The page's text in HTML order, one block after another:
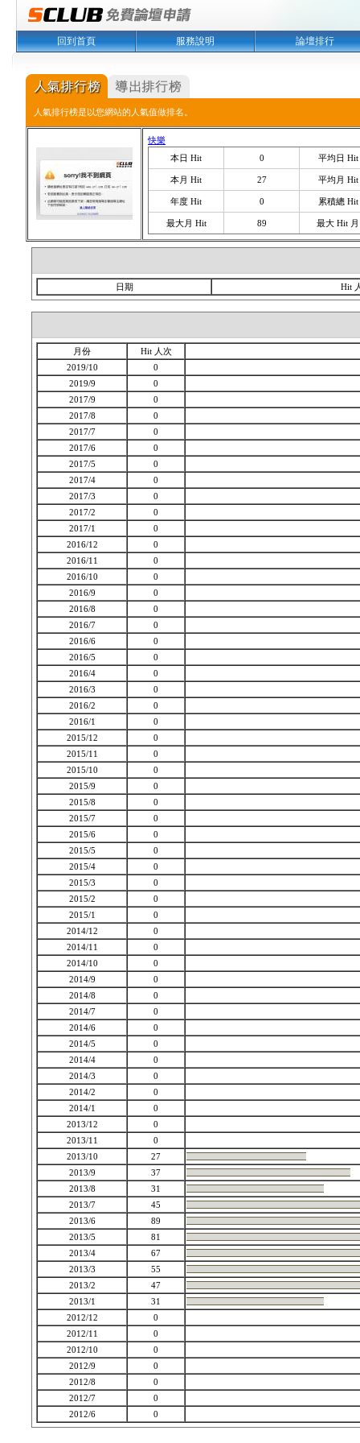
回到首頁 服務說明 論壇排行
人氣排行榜是以您網站的人氣值做排名。
快樂
本日 Hit
0 平均日 Hit
本月 Hit 27 平均月 Hit
年度 Hit 0 累積總 Hit
最大月 Hit 89 最大 Hit 月
日期 Hit
月份
Hit 人次
2019/10
0
2019/9
0
2017/9
0
2017/8
0
2017/7
0
2017/6
0
2017/5
0
2017/4
0
2017/3
0
2017/2
0
2017/1
0
2016/12
0
2016/11
0
2016/10
0
2016/9
0
2016/8
0
2016/7
0
2016/6
0
2016/5
0
2016/4
0
2016/3
0
2016/2
0
2016/1
0
2015/12
0
2015/11
0
2015/10
0
2015/9
0
2015/8
0
2015/7
0
2015/6
0
2015/5
0
2015/4
0
2015/3
0
2015/2
0
2015/1
0
2014/12
0
2014/11
0
2014/10
0
2014/9
0
2014/8
0
2014/7
0
2014/6
0
2014/5
0
2014/4
0
2014/3
0
2014/2
0
2014/1
0
2013/12
0
2013/11
0
2013/10
27
2013/9
37
2013/8
31
2013/7
45
2013/6
89
2013/5
81
2013/4
67
2013/3
55
2013/2
47
2013/1
31
2012/12
0
2012/11
0
2012/10
0
2012/9
0
2012/8
0
2012/7
0
2012/6
0